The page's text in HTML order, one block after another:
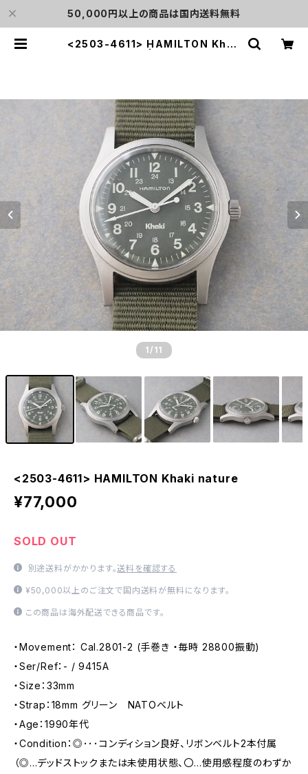
50,000円以上の商品は国内送料無料
<2503-4611> HAMILTON Khak
1 /11
<2503-4611> HAMILTON Khaki nature
¥77,000
SOLD OUT
別途送料がかかります。送料を確認する
¥50,000以上のご注文で国内送料が無料になります。
この商品は海外配送できる商品です。
・Movement： Cal.2801-2 (手巻き ・毎時 28800振動)
・Ser/Ref：- / 9415A
・Size：33mm
・Strap：18mm グリーン NATOベルト
・Age：1990年代
・Condition：◎･･･コンディション良好、リボンベルト2本付属
（◎…デッドストックまたは未使用状態、〇…使用感程度のわずか